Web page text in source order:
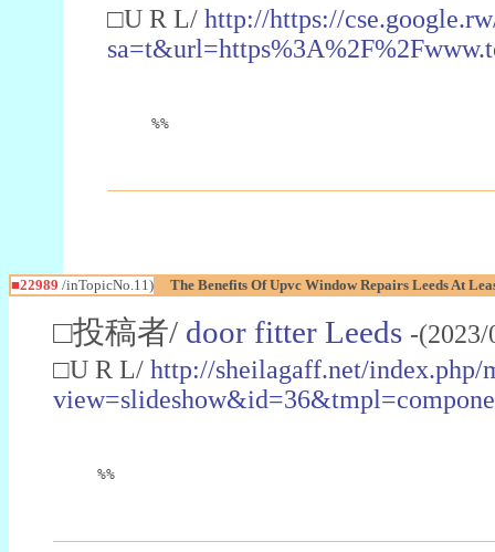
□U R L/ http://https://
%%
■22989 /inTopicNo.11) The Benefits Of Upvc Window Repairs Leeds At
□投稿者/ door fitter Leeds -
□U R L/ http://sheilagaff.net/index.php/
%%